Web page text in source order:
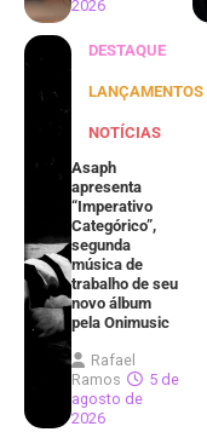
2026
DESTAQUE
LANÇAMENTOS
NOTÍCIAS
Asaph
apresenta
“Imperativo
Categórico”,
segunda
música de
trabalho de seu
novo álbum
pela Onimusic
Rafael
Ramos
5 de
agosto de
2026